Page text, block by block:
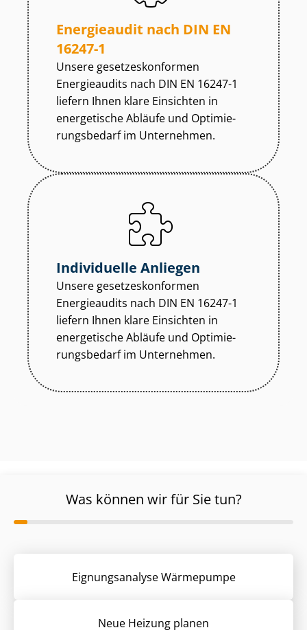
Energieaudit nach DIN EN
16247-1
Unsere ge­set­zes­kon­for­men
Energieaudits nach DIN EN 16247-1
liefern Ihnen klare Einsichten in
energetische Abläufe und Op­ti­mie­
rungs­be­darf im Unternehmen.
Individuelle Anliegen
Unsere ge­set­zes­kon­for­men
Energieaudits nach DIN EN 16247-1
liefern Ihnen klare Einsichten in
energetische Abläufe und Op­ti­mie­
rungs­be­darf im Unternehmen.
Was können wir für Sie tun?
Eignungsanalyse Wärmepumpe
Neue Heizung planen